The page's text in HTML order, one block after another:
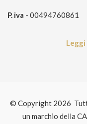
P. iva - 00494760861
© Copyright 2026
un marchio della